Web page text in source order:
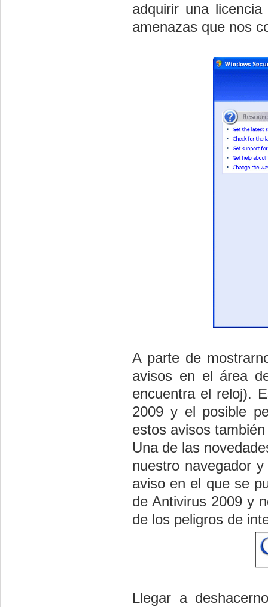
adquirir una
amenazas que nos
A parte de
avisos en el área
encuentra el reloj).
2009 y el posible
estos avisos
Una de las
nuestro navegador
aviso en el que se
de Antivirus 2009 y
de los peligros de
Llegar a